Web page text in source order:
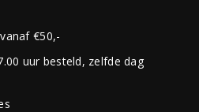
€50,-
uur besteld, zelfde dag